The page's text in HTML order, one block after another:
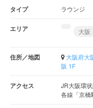
タイプ ラウンジ
エリア 大阪
住所／地図
大阪府大
阪 1F
アクセス
JR大阪環
各線「京